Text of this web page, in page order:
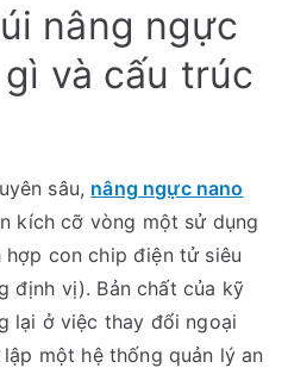
nâng ngực
và cấu trúc
sâu, nâng ngực nano
kích cỡ vòng một sử dụng
con chip điện tử siêu
định vị). Bản chất của kỹ
lại ở việc thay đổi ngoại
một hệ thống quản lý an